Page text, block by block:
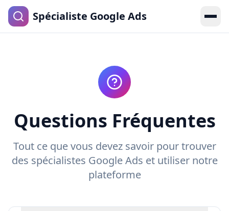
Spécialiste Google Ads
Questions Fréquentes
Tout ce que vous devez savoir pour trouver
des spécialistes Google Ads et utiliser notre
plateforme